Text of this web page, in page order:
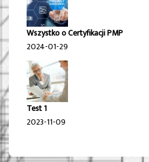
Wszystko o Certyfikacji PMP
2024-01-29
Test 1
2023-11-09